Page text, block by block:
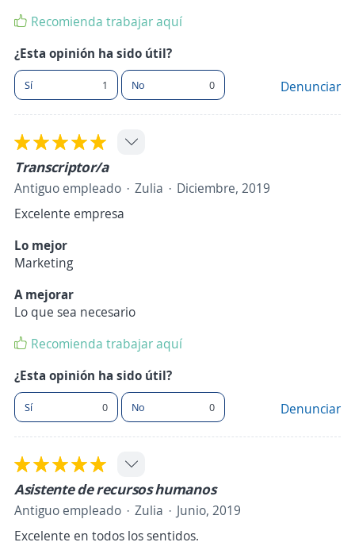
Recomienda trabajar aquí
¿Esta opinión ha sido útil?
Sí 1 No 0 Denunciar
Transcriptor/a
Antiguo empleado Zulia
Diciembre, 2019
Excelente empresa
Lo mejor
Marketing
A mejorar
Lo que sea necesario
Recomienda trabajar aquí
¿Esta opinión ha sido útil?
Sí 0 No 0 Denunciar
Asistente de recursos humanos
Antiguo empleado Zulia
Junio, 2019
Excelente en todos los sentidos.